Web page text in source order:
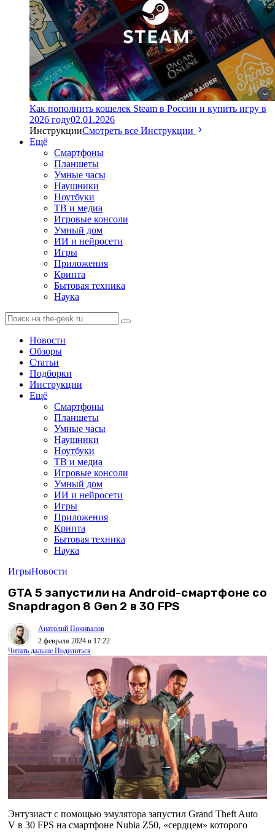
Как пополнить кошелек Steam в России и купить игру в
2026 году02.01.2026
ИнструкцииСмотреть все Инструкции
Ещё
Смартфоны
Планшеты
Умные часы
Наушники
Ноутбуки
ТВ и медиа
Игровые консоли
Умный дом
ИИ и нейросети
Игры
Приложения
Крипта
Бытовая техника
Наука
Новости
Обзоры
Статьи
Подборки
Инструкции
Ещё
Смартфоны
Планшеты
Умные часы
Наушники
Ноутбуки
ТВ и медиа
Игровые консоли
Умный дом
ИИ и нейросети
Игры
Приложения
Крипта
Бытовая техника
Наука
ИгрыНовости
GTA 5 запустили на Android-смартфоне со
Snapdragon 8 Gen 2 в 30 FPS
Анатолий Почивалов
2 февраля 2024 в 17:22
Читать дальше Поделиться
Энтузиаст с помощью эмулятора запустил Grand Theft Auto
V в 30 FPS на смартфоне Nubia Z50, «сердцем» которого